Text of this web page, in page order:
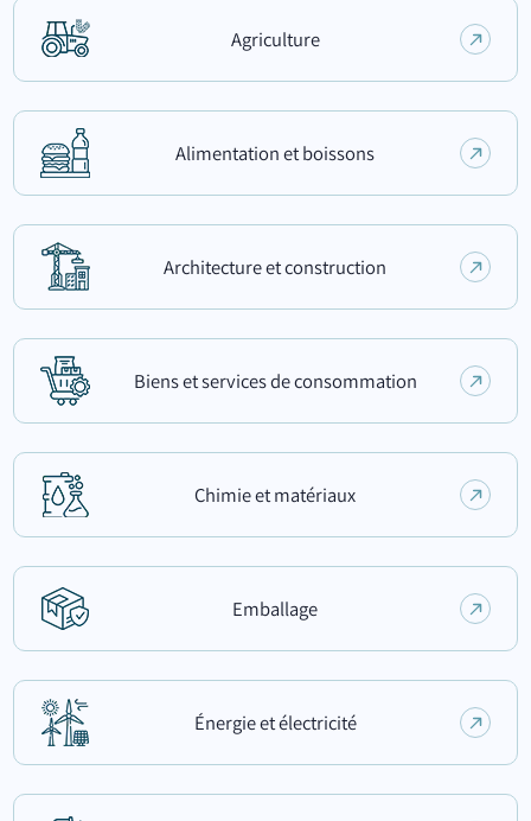
Agriculture
Alimentation et boissons
Architecture et construction
Biens et services de consommation
Chimie et matériaux
Emballage
Énergie et électricité